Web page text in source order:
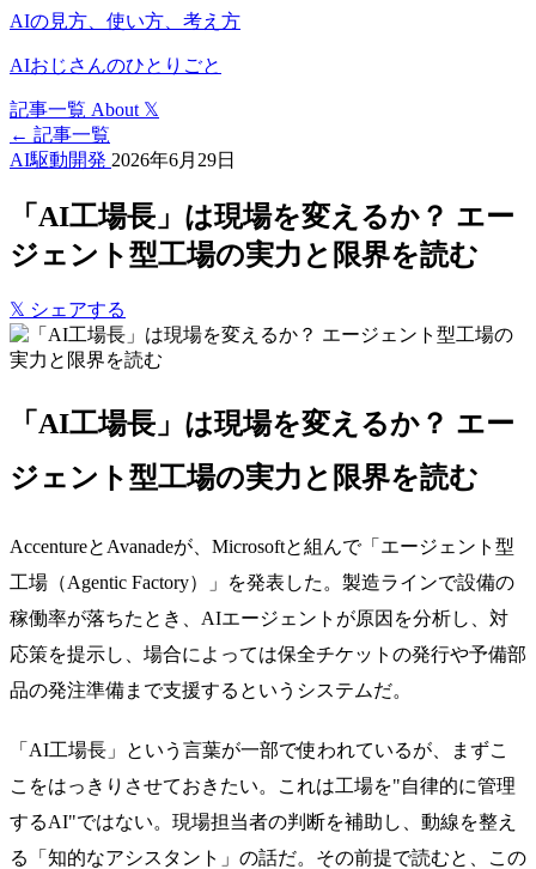
AIの見方、使い方、考え方
AIおじさんのひとりごと
記事一覧 About 𝕏
← 記事一覧
AI駆動開発 2026年6月29日
「AI工場長」は現場を変えるか？ エー
ジェント型工場の実力と限界を読む
𝕏 シェアする
「AI工場長」は現場を変えるか？ エー
ジェント型工場の実力と限界を読む
AccentureとAvanadeが、Microsoftと組んで「エージェント型
工場（Agentic Factory）」を発表した。製造ラインで設備の
稼働率が落ちたとき、AIエージェントが原因を分析し、対
応策を提示し、場合によっては保全チケットの発行や予備部
品の発注準備まで支援するというシステムだ。
「AI工場長」という言葉が一部で使われているが、まずこ
こをはっきりさせておきたい。これは工場を"自律的に管理
するAI"ではない。現場担当者の判断を補助し、動線を整え
る「知的なアシスタント」の話だ。その前提で読むと、この